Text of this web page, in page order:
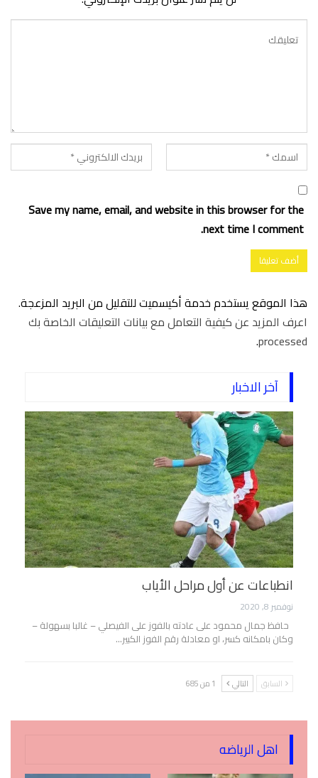
Save my name, email, and website in this browser for the
next time I comment.
هذا الموقع يستخدم خدمة أكيسميت للتقليل من البريد المزعجة.
اعرف المزيد عن كيفية التعامل مع بيانات التعليقات الخاصة بك
processed
.
آخر الاخبار
انطباعات عن أول مراحل الأياب
نوفمبر 8, 2020
حافظ جمال محمود على عادته بالفوز على الفيصلي – غالبا بسهولة –
وكان بامكانه كسر، او معادلة رقم الفوز الكبير…
السابق التالي 1 من 685
اهل الرياضه